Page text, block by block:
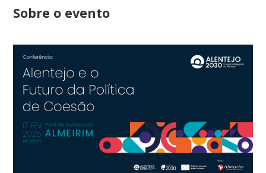
Sobre o evento